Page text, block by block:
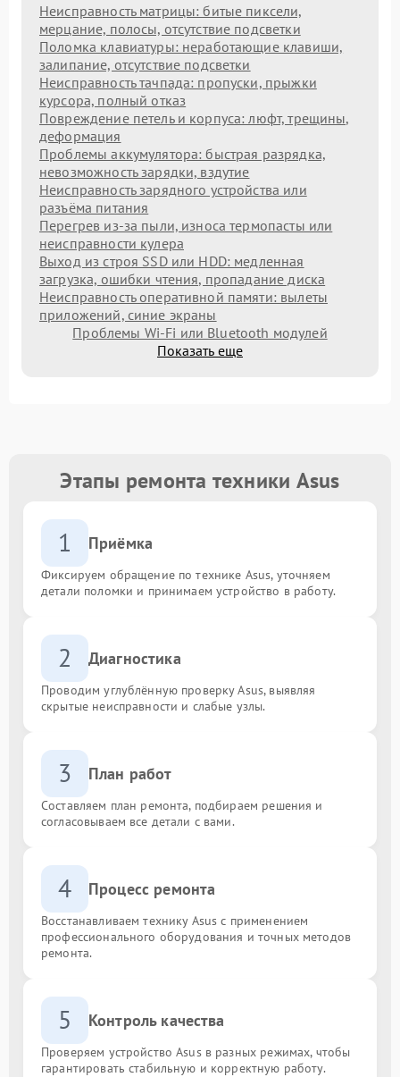
Неисправность матрицы: битые пиксели,
мерцание, полосы, отсутствие подсветки
Поломка клавиатуры: неработающие клавиши,
залипание, отсутствие подсветки
Неисправность тачпада: пропуски, прыжки
курсора, полный отказ
Повреждение петель и корпуса: люфт, трещины,
деформация
Проблемы аккумулятора: быстрая разрядка,
невозможность зарядки, вздутие
Неисправность зарядного устройства или
разъёма питания
Перегрев из‑за пыли, износа термопасты или
неисправности кулера
Выход из строя SSD или HDD: медленная
загрузка, ошибки чтения, пропадание диска
Неисправность оперативной памяти: вылеты
приложений, синие экраны
Проблемы Wi‑Fi или Bluetooth модулей
Показать еще
Этапы ремонта техники Asus
1 Приёмка
Фиксируем обращение по технике Asus, уточняем
детали поломки и принимаем устройство в работу.
2 Диагностика
Проводим углублённую проверку Asus, выявляя
скрытые неисправности и слабые узлы.
3 План работ
Составляем план ремонта, подбираем решения и
согласовываем все детали с вами.
4 Процесс ремонта
Восстанавливаем технику Asus с применением
профессионального оборудования и точных методов
ремонта.
5 Контроль качества
Проверяем устройство Asus в разных режимах, чтобы
гарантировать стабильную и корректную работу.